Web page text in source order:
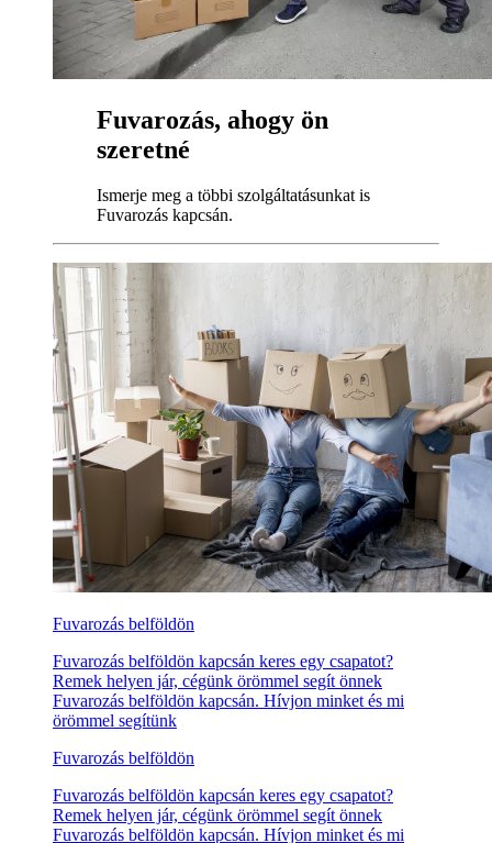
Fuvarozás, ahogy ön
szeretné
Ismerje meg a többi szolgáltatásunkat is
Fuvarozás kapcsán.
Fuvarozás belföldön
Fuvarozás belföldön kapcsán keres egy csapatot?
Remek helyen jár, cégünk örömmel segít önnek
Fuvarozás belföldön kapcsán. Hívjon minket és mi
örömmel segítünk
Fuvarozás belföldön
Fuvarozás belföldön kapcsán keres egy csapatot?
Remek helyen jár, cégünk örömmel segít önnek
Fuvarozás belföldön kapcsán. Hívjon minket és mi